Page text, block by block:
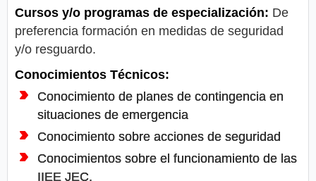
Cursos y/o programas de especialización: De
preferencia formación en medidas de seguridad
y/o resguardo.
Conocimientos Técnicos:
Conocimiento de planes de contingencia en
situaciones de emergencia
Conocimiento sobre acciones de seguridad
Conocimientos sobre el funcionamiento de las
IIEE JEC.